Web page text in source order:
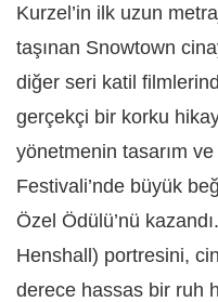
Kurzel’in ilk uzun
taşınan Snowtown
diğer seri katil
gerçekçi bir korku
yönetmenin tasarım
Festivali’nde büyük
Özel Ödülü’nü
Henshall) portresini,
derece hassas bir ruh